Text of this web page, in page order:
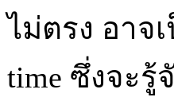
ไม่ตรง อาจเ
time ซึ่งจะ